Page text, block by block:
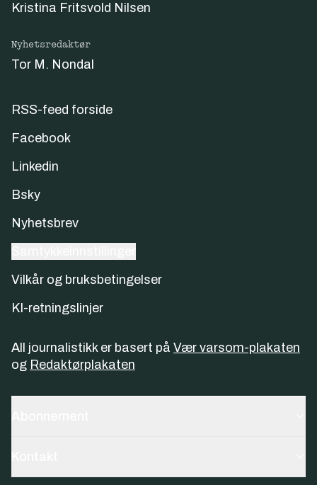
Kristina Fritsvold Nilsen
Nyhetsredaktør
Tor M. Nondal
RSS-feed forside
Facebook
Linkedin
Bsky
Nyhetsbrev
Vilkår og bruksbetingelser
KI-retningslinjer
All journalistikk er basert på Vær varsom-plakaten
og Redaktørplakaten